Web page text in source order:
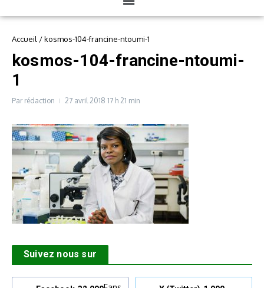
Accueil /kosmos-104-francine-ntoumi-1
kosmos-104-francine-ntoumi-
1
Par rédaction 27 avril 2018 17 h 21 min
Suivez nous sur